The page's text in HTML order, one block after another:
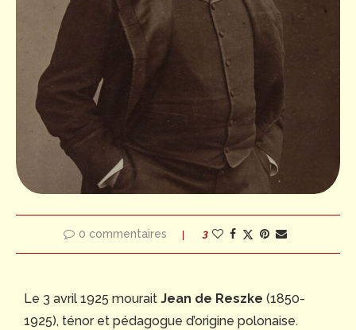
0 commentaires 3
Le 3 avril 1925 mourait Jean de Reszke (1850-
1925), ténor et pédagogue d’origine polonaise.